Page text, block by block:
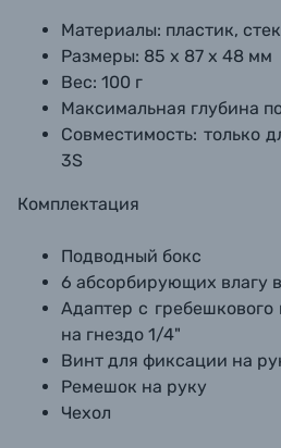
Материалы: пластик,
Размеры: 85 х 87 х 48 мм
Вес: 100 г
Максимальная глубина
Совместимость: только
3S
Комплектация
Подводный бокс
6 абсорбирующих влагу
Адаптер с гребешкового
на гнездо 1/4"
Винт для фиксации на
Ремешок на руку
Чехол